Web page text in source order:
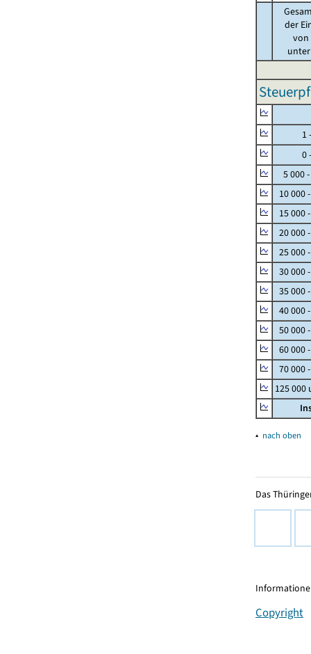
der
von
unter
1 -
0 -
5 000
10 000
15 000
20 000
25 000
30 000
35 000
40 000
50 000
60 000
70 000
125
▴ nach oben
Das
Copyright